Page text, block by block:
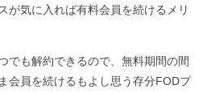
が気に入れば有料会員を続けるメリ
でも解約できるので、無料期間の間
会員を続けるもよし思う存分FODプ